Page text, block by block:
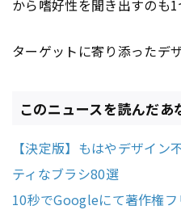
から嗜好性を聞き出すのも1
ターゲットに寄り添ったデ
このニュースを読んだあ
【決定版】もはやデザイ
ティなブラシ80選
10秒でGoogleにて著作権フ